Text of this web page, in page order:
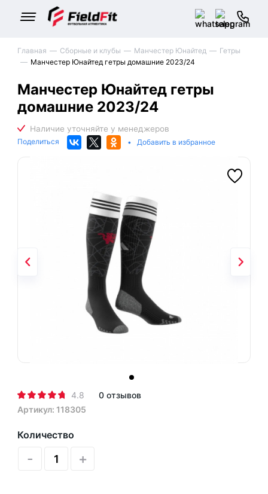
Главная Сборные и клубы Манчестер Юнайтед
Гетры
Манчестер Юнайтед гетры домашние 2023/24
Манчестер Юнайтед гетры
домашние 2023/24
Поделиться • Добавить в избранное
4.8
0 отзывов
Артикул: 118305
Количество
- +